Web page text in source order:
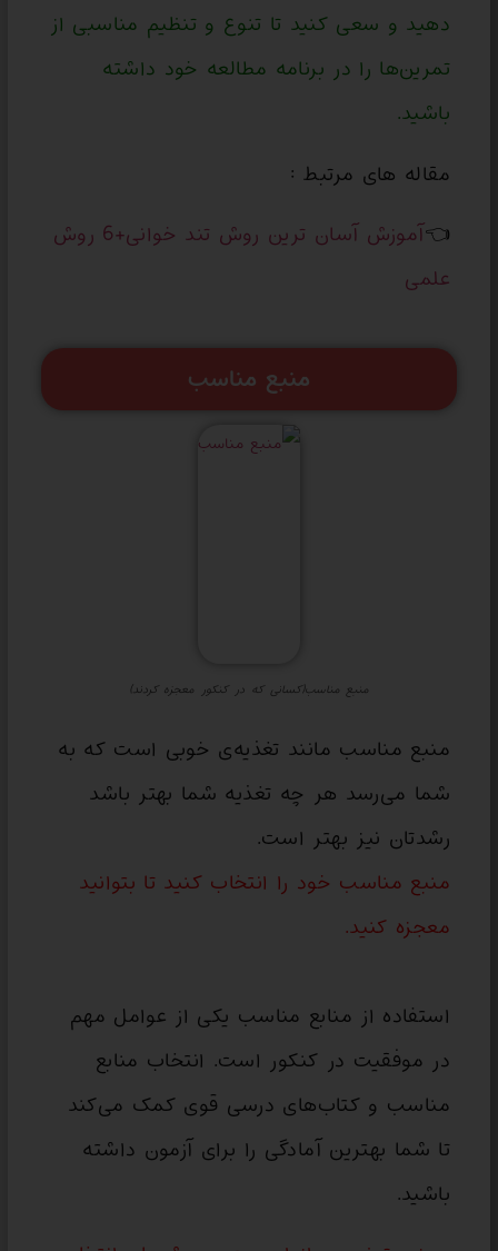
دهید و سعی کنید تا تنوع و تنظیم مناسبی از
تمرین‌ها را در برنامه مطالعه خود داشته
باشید.
مقاله های مرتبط :
👈
آموزش آسان ترین روش تند خوانی+6 روش
علمی
منبع مناسب
منبع مناسب(کسانی که در کنکور معجزه کردند)
منبع مناسب مانند تغذیه‌ی خوبی است که به
شما می‌رسد هر چه تغذیه شما بهتر باشد
رشدتان نیز بهتر است.
منبع مناسب خود را انتخاب کنید تا بتوانید
معجزه کنید.
استفاده از منابع مناسب یکی از عوامل مهم
در موفقیت در کنکور است. انتخاب منابع
مناسب و کتاب‌های درسی قوی کمک می‌کند
تا شما بهترین آمادگی را برای آزمون داشته
باشید.